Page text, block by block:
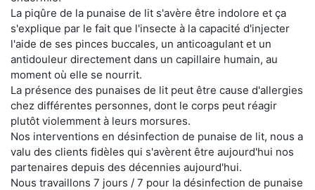
La piqûre de la punaise de lit s'avère être indolore et ça
s'explique par le fait que l'insecte à la capacité d'injecter
l'aide de ses pinces buccales, un anticoagulant et un
antidouleur directement dans un capillaire humain, au
moment où elle se nourrit.
La présence des punaises de lit peut être cause d'allergies
chez différentes personnes, dont le corps peut réagir
plutôt violemment à leurs morsures.
Nos interventions en désinfection de punaise de lit, nous a
valu des clients fidèles qui s'avèrent être aujourd'hui nos
partenaires depuis des décennies aujourd'hui.
Nous travaillons 7 jours / 7 pour la désinfection de punaise